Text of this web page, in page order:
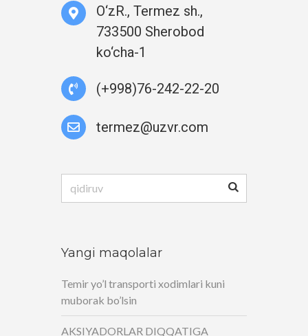
O‘zR., Termez sh.,
733500 Sherobod
ko‘cha-1
(+998)76-242-22-20
termez@uzvr.com
Yangi maqolalar
Temir yo’l transporti xodimlari kuni
muborak bo’lsin
AKSIYADORLAR DIQQATIGA